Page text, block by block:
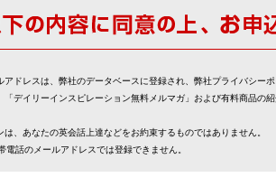
アドレスは、弊社のデータベースに登録され、弊社プライバシー
「デイリーインスピレーション無料メルマガ」および有料商品の
は、あなたの英会話上達などをお約束するものではありません。
電話のメールアドレスでは登録できません。